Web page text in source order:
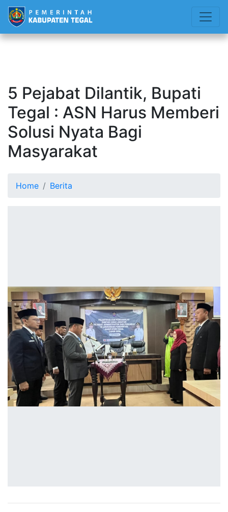
5 Pejabat Dilantik, Bupati
Tegal : ASN Harus Memberi
Solusi Nyata Bagi
Masyarakat
Home Berita